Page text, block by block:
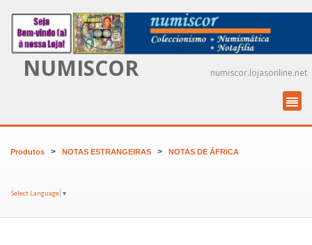
NUMISCOR numiscor.lojasonline.net
Produtos > NOTAS ESTRANGEIRAS > NOTAS DE ÁFRICA
Select Language ▼